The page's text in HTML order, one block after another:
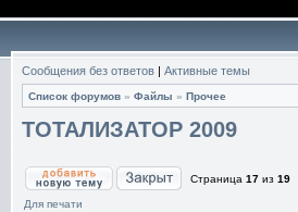
Сообщения без ответов | Активные темы
Список форумов » Файлы » Прочее
ТОТАЛИЗАТОР 2009
Страница 17 из 19
Для печати